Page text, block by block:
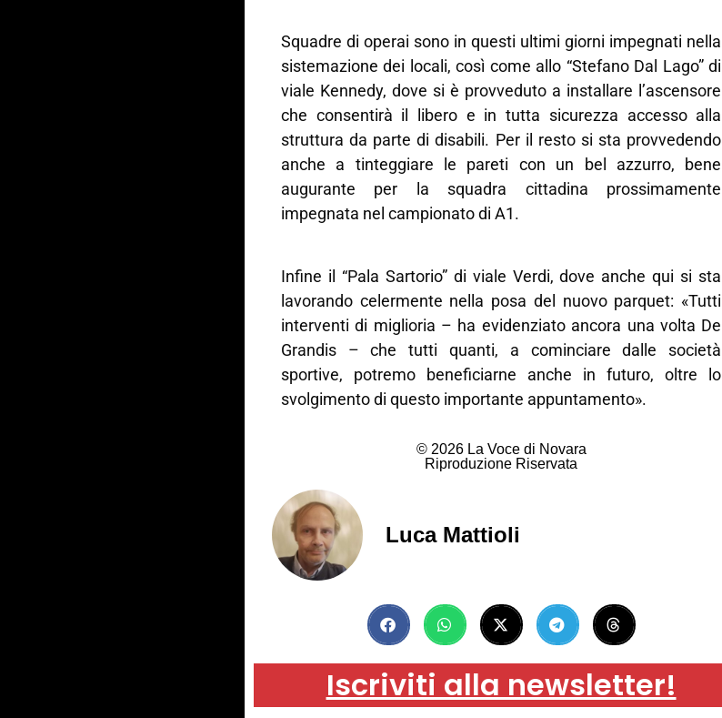
Squadre di operai sono in questi ultimi giorni impegnati nella
sistemazione dei locali, così come allo “Stefano Dal Lago” di
viale Kennedy, dove si è provveduto a installare l’ascensore
che consentirà il libero e in tutta sicurezza accesso alla
struttura da parte di disabili. Per il resto si sta provvedendo
anche a tinteggiare le pareti con un bel azzurro, bene
augurante per la squadra cittadina prossimamente
impegnata nel campionato di A1.
Infine il “Pala Sartorio” di viale Verdi, dove anche qui si sta
lavorando celermente nella posa del nuovo parquet: «Tutti
interventi di miglioria – ha evidenziato ancora una volta De
Grandis – che tutti quanti, a cominciare dalle società
sportive, potremo beneficiarne anche in futuro, oltre lo
svolgimento di questo importante appuntamento».
© 2026 La Voce di Novara
Riproduzione Riservata
Luca Mattioli
Iscriviti alla newsletter!